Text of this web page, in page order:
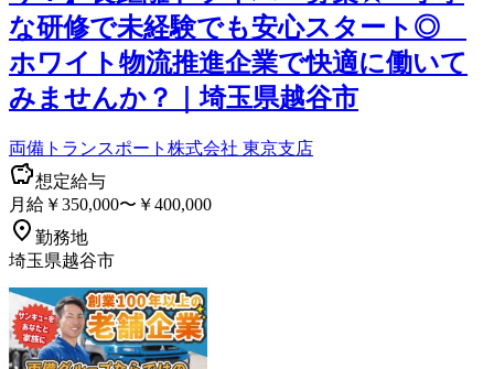
な研修で未経験でも安心スタート◎
ホワイト物流推進企業で快適に働いて
みませんか？｜埼玉県越谷市
両備トランスポート株式会社 東京支店
想定給与
月給￥350,000〜￥400,000
勤務地
埼玉県越谷市